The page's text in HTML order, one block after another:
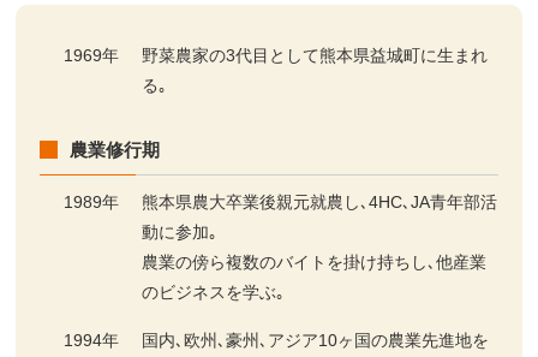
1969年
野菜農家の3代目として熊本県益城町に生まれ
る｡
農業修行期
1989年
熊本県農大卒業後親元就農し､4HC､JA青年部活
動に参加｡
農業の傍ら複数のバイトを掛け持ちし､他産業
のビジネスを学ぶ｡
1994年
国内､欧州､豪州､アジア10ヶ国の農業先進地を